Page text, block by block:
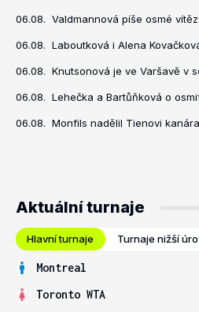
06.08. Valdmannová píše osmé
06.08. Laboutková i Alena
06.08. Knutsonová je ve Varšavě v
06.08. Lehečka a Bartůňková o
06.08. Monfils nadělil Tienovi
Aktuální turnaje
Hlavní turnaje Turnaje nižší
Montreal
Toronto WTA